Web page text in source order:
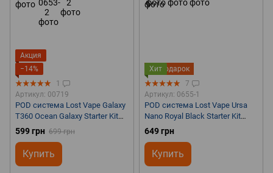
Акция
−14%
1
Артикул: 00719
POD система Lost Vape Galaxy
T360 Ocean Galaxy Starter Kit
Оригинал
599 грн 699 грн
Купить
Подарок
Хит
7
Артикул: 0655-1
POD система Lost Vape Ursa
Nano Royal Black Starter Kit
Оригинал
649 грн
Купить